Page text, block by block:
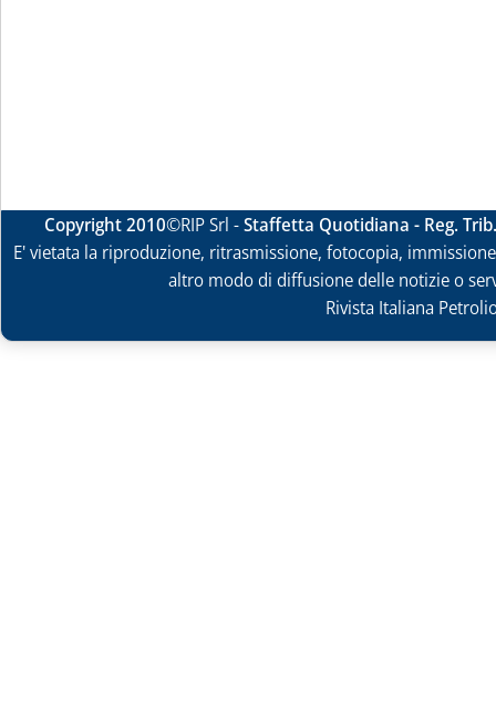
Copyright 2010©RIP Srl -Staffetta Quotidiana - Reg.
E' vietata la riproduzione, ritrasmissione, fotocopia,
altro modo di diffusione delle notizie o
Rivista Italiana